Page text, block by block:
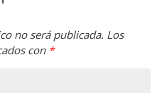
no será publicada. Los
con *